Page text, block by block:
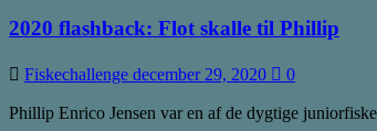
kortet
Emil
2020 flashback: Flot skalle til Phillip
Fiskechallenge december 29, 2020 0
Phillip Enrico Jensen var en af de dygtige